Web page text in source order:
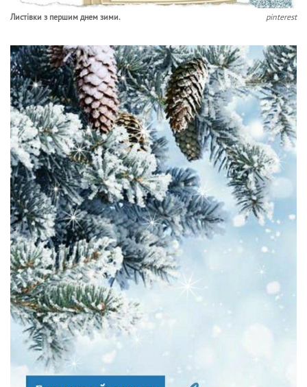
Листівки з першим днем зими. pinterest